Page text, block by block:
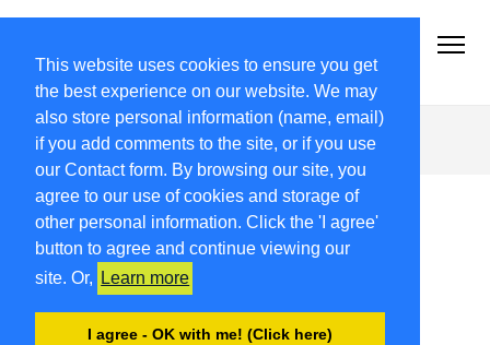
This website uses cookies to ensure you get
the best experience on our website. We may
also store personal information (name, email)
if you add comments to the site, or if you use
our Contact form. By browsing our site, you
agree to our use of cookies and storage of
other personal information. Click the 'I agree'
button to agree and continue viewing our
site. Or,
Learn more
I agree - OK with me! (Click here)
#Cultura #Turismo #Eventi #Territorio-FVG
aragosta